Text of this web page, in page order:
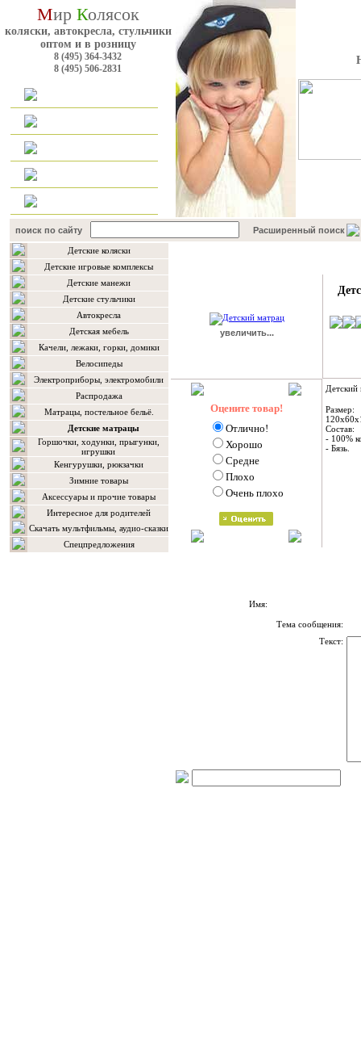
Мир Колясок
коляски, автокресла, стульчики
оптом и в розницу
8 (495) 364-3432
8 (495) 506-2831
поиск по сайту Расширенный поиск
Детские коляски
Детские игровые комплексы
Детские манежи
Детские стульчики
Автокресла
Детская мебель
Качели, лежаки, горки, домики
Велосипеды
Электроприборы, электромобили
Распродажа
Матрацы, постельное бельё.
Детские матрацы
Горшочки, ходунки, прыгунки,
игрушки
Кенгурушки, рюкзачки
Зимние товары
Аксессуары и прочие товары
Интересное для родителей
Скачать мультфильмы, аудио-сказки
Спецпредложения
увеличить...
Оцените товар!
Отлично!
Хорошо
Средне
Плохо
Очень плохо
Детский
Размер:
Состав:
- 100%
- Бязь.
Имя:
Тема сообщения:
Текст: